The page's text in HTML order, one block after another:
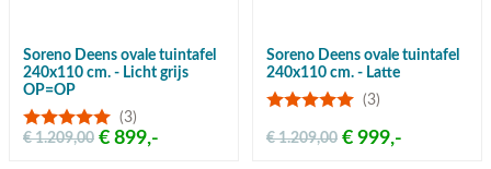
Soreno Deens ovale tuintafel
240x110 cm. - Licht grijs
OP=OP
(3)
€ 899,-
€ 1.209,00
Soreno Deens ovale tuintafel
240x110 cm. - Latte
(3)
€ 999,-
€ 1.209,00